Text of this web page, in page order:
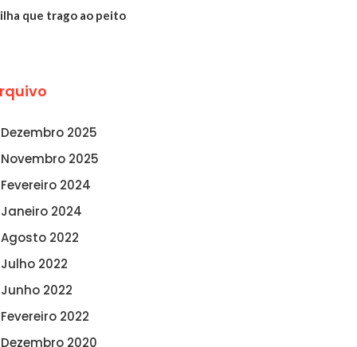
que trago ao peito
Dezembro 2025
Novembro 2025
Fevereiro 2024
Janeiro 2024
Agosto 2022
Julho 2022
Junho 2022
Fevereiro 2022
Dezembro 2020